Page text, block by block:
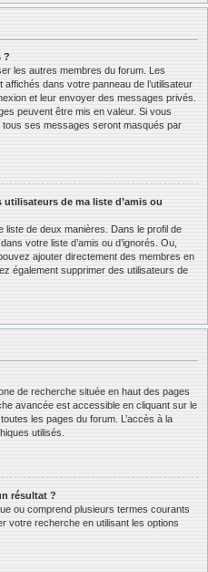
?
les autres membres du forum. Les
dans votre panneau de l’utilisateur
et leur envoyer des messages privés.
peuvent être mis en valeur. Si vous
tous ses messages seront masqués par
de ma liste d’amis ou
liste de deux manières. Dans le profil de
votre liste d’amis ou d’ignorés. Ou,
ajouter directement des membres en
également supprimer des utilisateurs de
de recherche située en haut des pages
avancée est accessible en cliquant sur le
les pages du forum. L’accès à la
utilisés.
résultat ?
ou comprend plusieurs termes courants
votre recherche en utilisant les options